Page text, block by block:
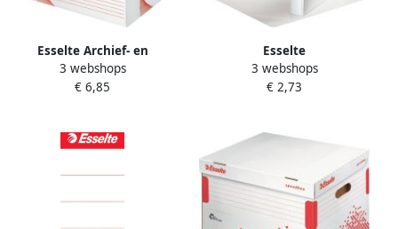
Esselte Archief- en
transportdoos met deksel
560x265x380mm wit
3 webshops
€ 6,85
Esselte
Presentatieringband
Essentials panorama A4 2-
3 webshops
€ 2,73